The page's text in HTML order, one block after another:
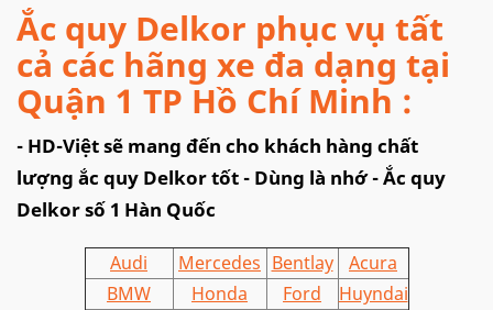
Ắc quy Delkor phục vụ tất
cả các hãng xe đa dạng tại
Quận 1 TP Hồ Chí Minh :
- HD-Việt sẽ mang đến cho khách hàng chất
lượng ắc quy Delkor tốt - Dùng là nhớ - Ắc quy
Delkor số 1 Hàn Quốc
Audi Mercedes Bentlay
Acura
BMW
Honda Ford
Huyndai